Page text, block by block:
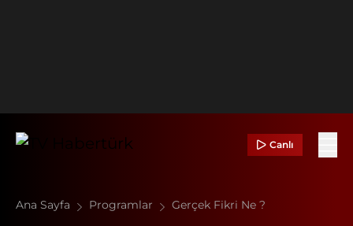
Canlı
Ana Sayfa Programlar Gerçek Fikri Ne ?